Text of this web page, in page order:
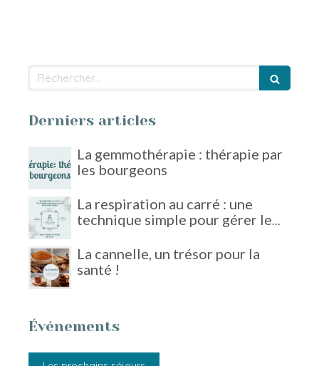
Rechercher
Derniers articles
La gemmothérapie : thérapie par
les bourgeons
La respiration au carré : une
technique simple pour gérer le
La cannelle, un trésor pour la
santé !
Événements